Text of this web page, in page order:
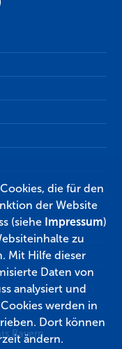
Bayern
die für den
der Website
(siehe Impressum)
zu
Mit Hilfe dieser
Daten von
analysiert und
werden in
Dort können
ändern.